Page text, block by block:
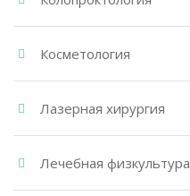
Косметология
Лазерная хирургия
Лечебная физкультура